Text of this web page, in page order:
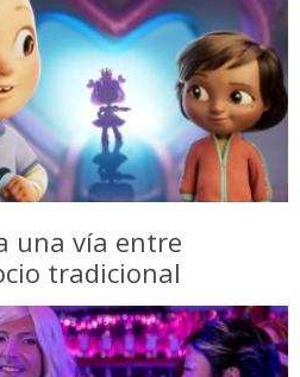
una vía entre
tradicional